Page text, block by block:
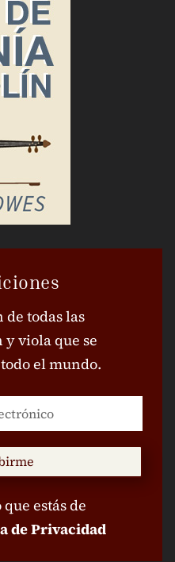
todas las
viola que se
el mundo.
estás de
de Privacidad